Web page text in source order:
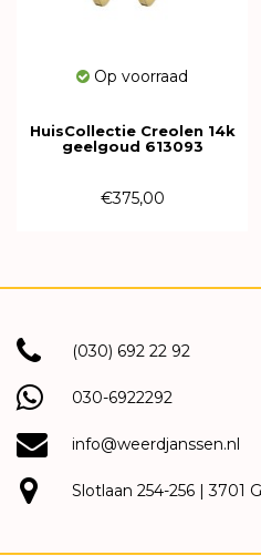
Op voorraad
HuisCollectie Creolen 14k
geelgoud 613093
€375,00
(030) 692 22 92
030-6922292
info@weerdjanssen.nl
Slotlaan 254-256 | 3701